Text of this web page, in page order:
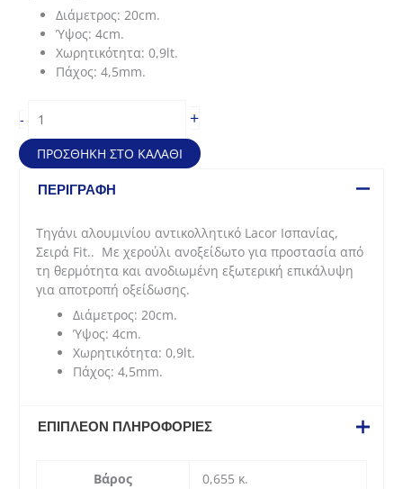
Διάμετρος: 20cm.
Ύψος: 4cm.
Χωρητικότητα: 0,9lt.
Πάχος: 4,5mm.
-
αλουμινίου
αντικολλητικό
Fit
(20*4cm
ποσότητα
+
ΠΡΟΣΘΉΚΗ ΣΤΟ ΚΑΛΆΘΙ
ΠΕΡΙΓΡΑΦΉ
Τηγάνι αλουμινίου αντικολλητικό Lacor Ισπανίας,
Σειρά Fit.. Με χερούλι ανοξείδωτο για προστασία από
τη θερμότητα και ανοδιωμένη εξωτερική επικάλυψη
για αποτροπή οξείδωσης.
Διάμετρος: 20cm.
Ύψος: 4cm.
Χωρητικότητα: 0,9lt.
Πάχος: 4,5mm.
ΕΠΙΠΛΈΟΝ ΠΛΗΡΟΦΟΡΊΕΣ
Βάρος 0,655 κ.